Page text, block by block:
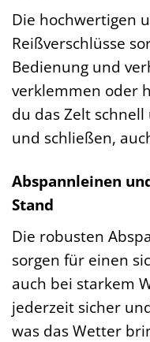
Die hochwertigen
Reißverschlüsse
Bedienung und
verklemmen oder
du das Zelt
und schließen,
Abspannleinen
Stand
Die robusten
sorgen für einen
auch bei starkem
jederzeit sicher
was das Wetter